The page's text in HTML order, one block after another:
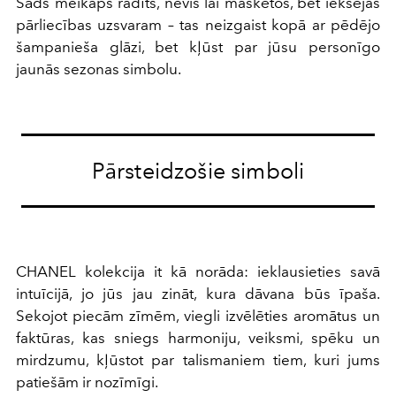
pārliecības uzsvaram – tas neizgaist kopā ar pēdējo
šampanieša glāzi, bet kļūst par jūsu personīgo
jaunās sezonas simbolu.
Pārsteidzošie simboli
CHANEL kolekcija it kā norāda: ieklausieties savā
intuīcijā, jo jūs jau zināt, kura dāvana būs īpaša.
Sekojot piecām zīmēm, viegli izvēlēties aromātus un
faktūras, kas sniegs harmoniju, veiksmi, spēku un
mirdzumu, kļūstot par talismaniem tiem, kuri jums
patiešām ir nozīmīgi.